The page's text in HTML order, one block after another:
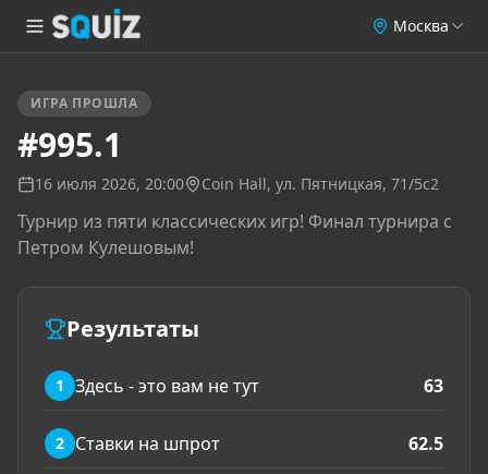
Москва
ИГРА ПРОШЛА
#995.1
16 июля 2026, 20:00 Coin Hall, ул. Пятницкая, 71/5с2
Турнир из пяти классических игр! Финал турнира с
Петром Кулешовым!
Результаты
1 Здесь - это вам не тут 63
2 Ставки на шпрот 62.5